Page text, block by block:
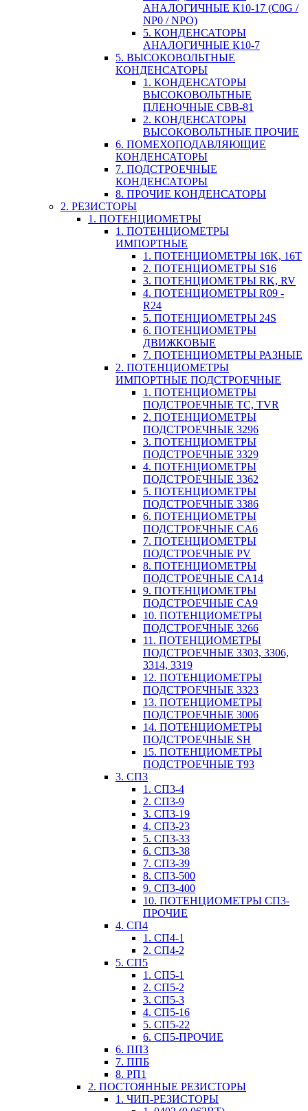
АНАЛОГИЧНЫЕ К10-17 (C0G /
NP0 / NPO)
5. КОНДЕНСАТОРЫ
АНАЛОГИЧНЫЕ К10-7
5. ВЫСОКОВОЛЬТНЫЕ
КОНДЕНСАТОРЫ
1. КОНДЕНСАТОРЫ
ВЫСОКОВОЛЬТНЫЕ
ПЛЕНОЧНЫЕ CBB-81
2. КОНДЕНСАТОРЫ
ВЫСОКОВОЛЬТНЫЕ ПРОЧИЕ
6. ПОМЕХОПОДАВЛЯЮЩИЕ
КОНДЕНСАТОРЫ
7. ПОДСТРОЕЧНЫЕ
КОНДЕНСАТОРЫ
8. ПРОЧИЕ КОНДЕНСАТОРЫ
2. РЕЗИСТОРЫ
1. ПОТЕНЦИОМЕТРЫ
1. ПОТЕНЦИОМЕТРЫ
ИМПОРТНЫЕ
1. ПОТЕНЦИОМЕТРЫ 16K, 16T
2. ПОТЕНЦИОМЕТРЫ S16
3. ПОТЕНЦИОМЕТРЫ RK, RV
4. ПОТЕНЦИОМЕТРЫ R09 -
R24
5. ПОТЕНЦИОМЕТРЫ 24S
6. ПОТЕНЦИОМЕТРЫ
ДВИЖКОВЫЕ
7. ПОТЕНЦИОМЕТРЫ РАЗНЫЕ
2. ПОТЕНЦИОМЕТРЫ
ИМПОРТНЫЕ ПОДСТРОЕЧНЫЕ
1. ПОТЕНЦИОМЕТРЫ
ПОДСТРОЕЧНЫЕ TC, TVR
2. ПОТЕНЦИОМЕТРЫ
ПОДСТРОЕЧНЫЕ 3296
3. ПОТЕНЦИОМЕТРЫ
ПОДСТРОЕЧНЫЕ 3329
4. ПОТЕНЦИОМЕТРЫ
ПОДСТРОЕЧНЫЕ 3362
5. ПОТЕНЦИОМЕТРЫ
ПОДСТРОЕЧНЫЕ 3386
6. ПОТЕНЦИОМЕТРЫ
ПОДСТРОЕЧНЫЕ CA6
7. ПОТЕНЦИОМЕТРЫ
ПОДСТРОЕЧНЫЕ PV
8. ПОТЕНЦИОМЕТРЫ
ПОДСТРОЕЧНЫЕ CA14
9. ПОТЕНЦИОМЕТРЫ
ПОДСТРОЕЧНЫЕ CA9
10. ПОТЕНЦИОМЕТРЫ
ПОДСТРОЕЧНЫЕ 3266
11. ПОТЕНЦИОМЕТРЫ
ПОДСТРОЕЧНЫЕ 3303, 3306,
3314, 3319
12. ПОТЕНЦИОМЕТРЫ
ПОДСТРОЕЧНЫЕ 3323
13. ПОТЕНЦИОМЕТРЫ
ПОДСТРОЕЧНЫЕ 3006
14. ПОТЕНЦИОМЕТРЫ
ПОДСТРОЕЧНЫЕ SH
15. ПОТЕНЦИОМЕТРЫ
ПОДСТРОЕЧНЫЕ Т93
3. СП3
1. СП3-4
2. СП3-9
3. СП3-19
4. СП3-23
5. СП3-33
6. СП3-38
7. СП3-39
8. СП3-500
9. СП3-400
10. ПОТЕНЦИОМЕТРЫ СП3-
ПРОЧИЕ
4. СП4
1. СП4-1
2. СП4-2
5. СП5
1. СП5-1
2. СП5-2
3. СП5-3
4. СП5-16
5. СП5-22
6. СП5-ПРОЧИЕ
6. ПП3
7. ППБ
8. РП1
2. ПОСТОЯННЫЕ РЕЗИСТОРЫ
1. ЧИП-РЕЗИСТОРЫ